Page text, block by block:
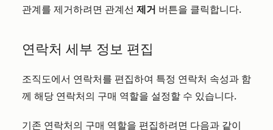
관계를 제거하려면 관계선 제거 버튼을 클릭합니다.
연락처 세부 정보 편집
조직도에서 연락처를 편집하여 특정 연락처 속성과 함
께 해당 연락처의 구매 역할을 설정할 수 있습니다.
기존 연락처의 구매 역할을 편집하려면 다음과 같이